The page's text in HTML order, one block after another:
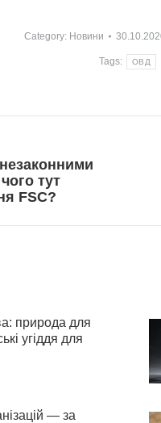
Category: Новини
Tags: ОВД
тут
FSC?
природа для
угіддя для
— за